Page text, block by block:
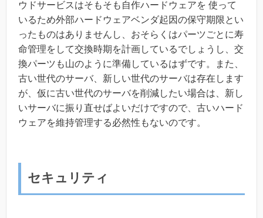
ウドサービスはそもそも自作ハードウェアを 使って
いるため外部ハードウェアベンダ起因の保守期限とい
ったものはありませんし、おそらくはパーツごとに寿
命管理をして交換時期を計画しているでしょうし、交
換パーツも山のように準備しているはずです。また、
古い世代のサーバ、新しい世代のサーバは存在します
が、仮に古い世代のサーバを削減したい場合は、新し
いサーバに振り直せばよいだけですので、古いハード
ウェアを維持管理する必然性もないのです。
セキュリティ